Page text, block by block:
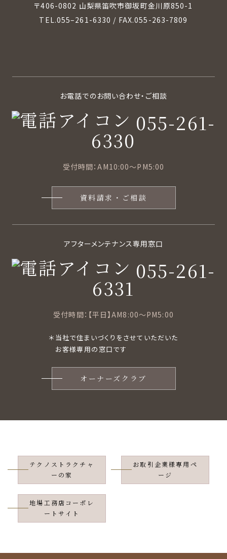
〒406-0802 山梨県笛吹市御坂町金川原850-1
TEL.055–261-6330 / FAX.055-263-7809
お電話でのお問い合わせ・ご相談
055-261-
6330
受付時間：AM10:00〜PM5:00
資料請求・ご相談
アフターメンテナンス専用窓口
055-261-
6331
受付時間：【平日】AM8:00〜PM5:00
＊当社で住まいづくりをさせていただいた
お客様専用の窓口です
オーナーズクラブ
テクノストラクチャ
ーの家
お取引企業様専用ペ
ージ
地場工務店コーポレ
ートサイト